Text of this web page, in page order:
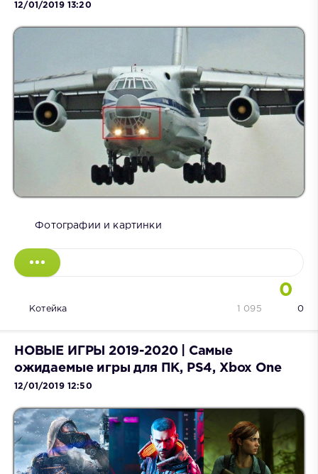
12/01/2019 13:20
Фотографии и картинки
0
Котейка 0
1 095
НОВЫЕ ИГРЫ 2019-2020 | Самые
ожидаемые игры для ПК, PS4, Xbox One
12/01/2019 12:50